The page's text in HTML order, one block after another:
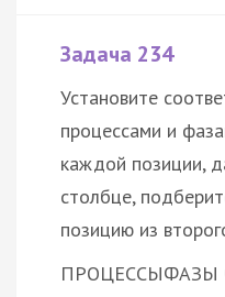
Задача 234
Установите
процессами и
каждой позиции,
столбце,
позицию из
ПРОЦЕССЫФАЗЫ